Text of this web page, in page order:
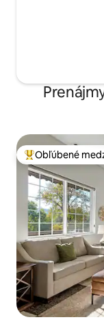
Najobľúbenejšie
Obľúbené